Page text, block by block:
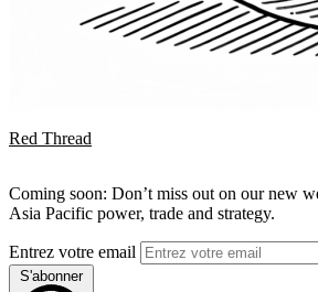
Red Thread
Coming soon: Don’t miss out on our new
Asia Pacific power, trade and strategy.
Entrez votre email
S'abonner